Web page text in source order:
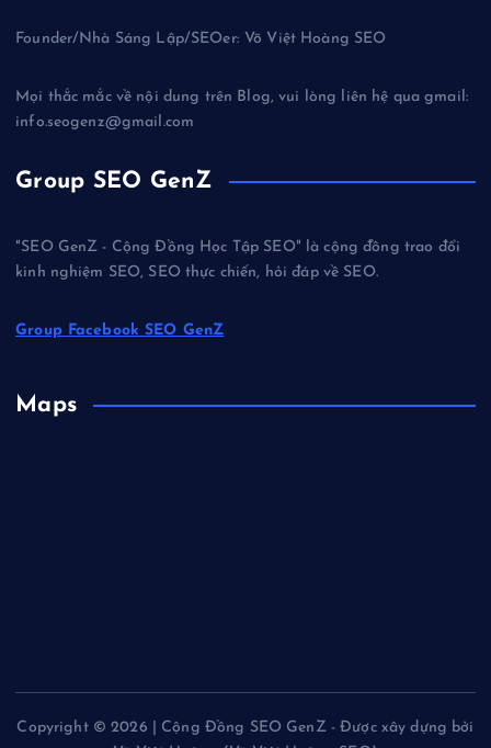
Founder/Nhà Sáng Lập/SEOer: Võ Việt Hoàng SEO
Mọi thắc mắc về nội dung trên Blog, vui lòng liên hệ qua gmail:
info.seogenz@gmail.com
Group SEO GenZ
"SEO GenZ - Cộng Đồng Học Tập SEO" là cộng đồng trao đổi
kinh nghiệm SEO, SEO thực chiến, hỏi đáp về SEO.
Group Facebook SEO GenZ
Maps
Copyright © 2026 | Cộng Đồng SEO GenZ - Được xây dựng bởi